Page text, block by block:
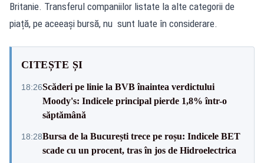
Britanie. Transferul companiilor listate la alte categorii de
piață, pe aceeași bursă, nu sunt luate în considerare.
CITEȘTE ȘI
18:26Scăderi pe linie la BVB înaintea verdictului
Moody's: Indicele principal pierde 1,8% într-o
săptămână
18:28Bursa de la București trece pe roșu: Indicele BET
scade cu un procent, tras în jos de Hidroelectrica